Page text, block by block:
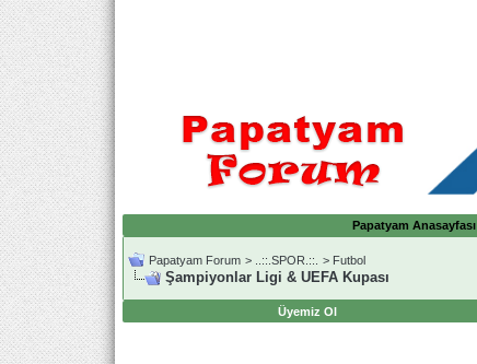
Papatyam Anasayfası
Papatyam Forum > ..::.SPOR.::. > Futbol
Şampiyonlar Ligi & UEFA Kupası
Üyemiz Ol